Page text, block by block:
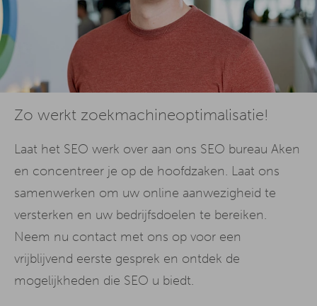
Zo werkt zoekmachineoptimalisatie!
Laat het SEO werk over aan ons SEO bureau Aken
en concentreer je op de hoofdzaken. Laat ons
samenwerken om uw online aanwezigheid te
versterken en uw bedrijfsdoelen te bereiken.
Neem nu contact met ons op voor een
vrijblijvend eerste gesprek en ontdek de
mogelijkheden die SEO u biedt.